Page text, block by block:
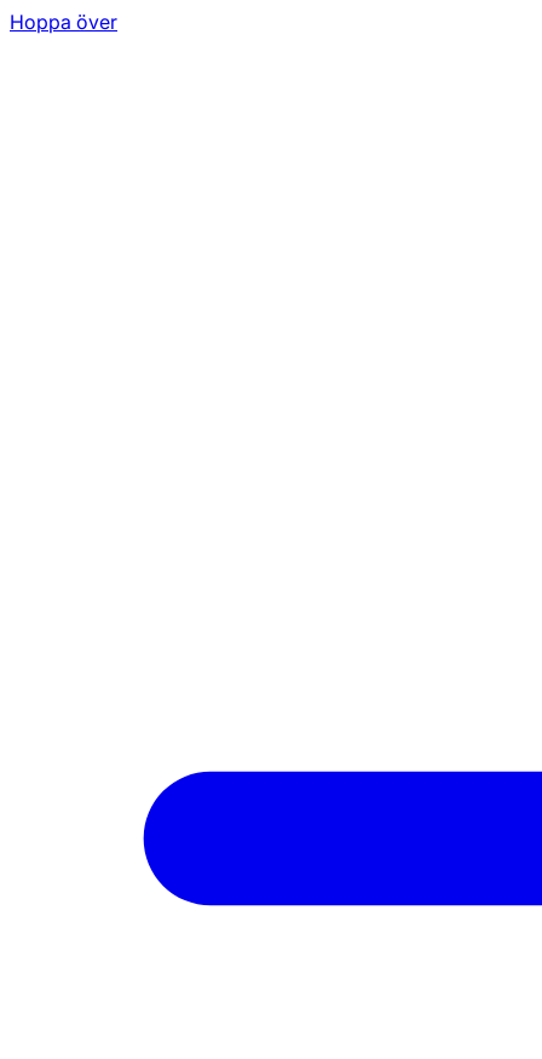
Hoppa över